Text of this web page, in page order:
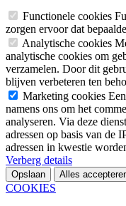
Functionele cookies
zorgen ervoor dat
Analytische cookies
analytische cookies om
verzamelen. Door dit
blijven verbeteren ten
Marketing cookies
namens ons om het
analyseren. Via deze
adressen op basis van de
adressen in kwestie
Verberg details
Opslaan Alles
COOKIES